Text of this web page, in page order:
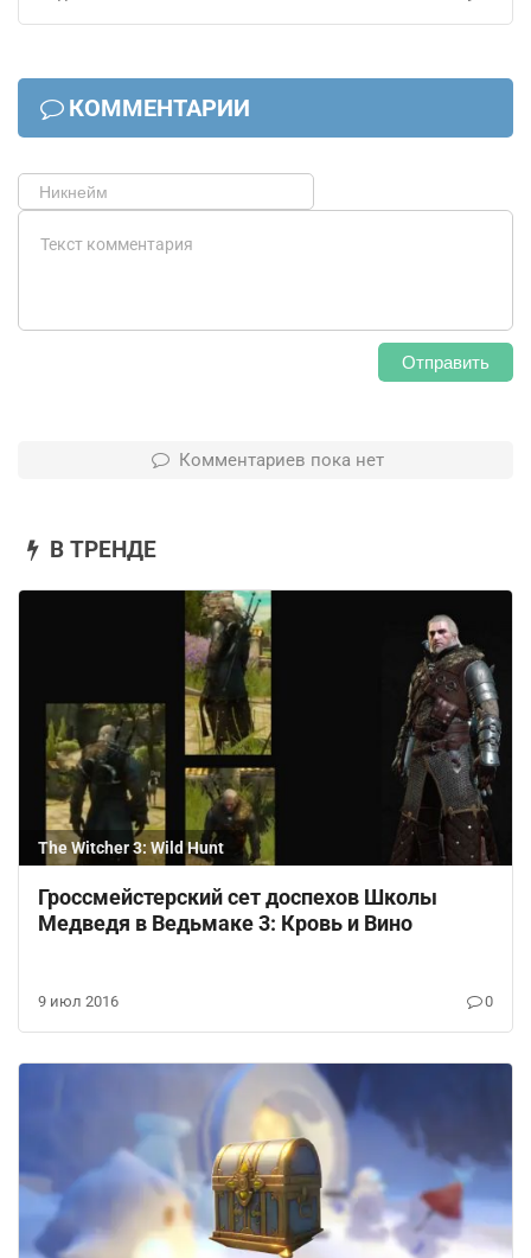
КОММЕНТАРИИ
Отправить
Комментариев пока нет
В ТРЕНДЕ
The Witcher 3: Wild Hunt
Гроссмейстерский сет доспехов Школы
Медведя в Ведьмаке 3: Кровь и Вино
9 июл 2016 0